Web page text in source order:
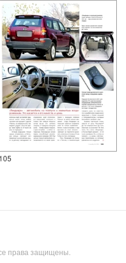
105
права защищены.